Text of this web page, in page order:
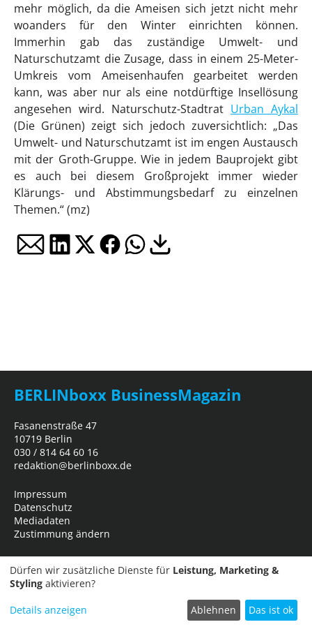
mehr möglich, da die Ameisen sich jetzt nicht mehr
woanders für den Winter einrichten können.
Immerhin gab das zuständige Umwelt- und
Naturschutzamt die Zusage, dass in einem 25-Meter-
Umkreis vom Ameisenhaufen gearbeitet werden
kann, was aber nur als eine notdürftige Insellösung
angesehen wird. Naturschutz-Stadtrat Urban Aykal
(Die Grünen) zeigt sich jedoch zuversichtlich: „Das
Umwelt- und Naturschutzamt ist im engen Austausch
mit der Groth-Gruppe. Wie in jedem Bauprojekt gibt
es auch bei diesem Großprojekt immer wieder
Klärungs- und Abstimmungsbedarf zu einzelnen
Themen.“ (mz)
BERLINboxx BusinessMagazin
Fasanenstraße 47
10719 Berlin
030 / 814 64 60 16
redaktion@berlinboxx.de
Impressum
Datenschutz
Mediadaten
Zustimmung ändern
Dürfen wir zusätzliche Dienste für Leistung, Marketing &
Styling aktivieren?
Details anzeigen Ablehnen Das ist ok